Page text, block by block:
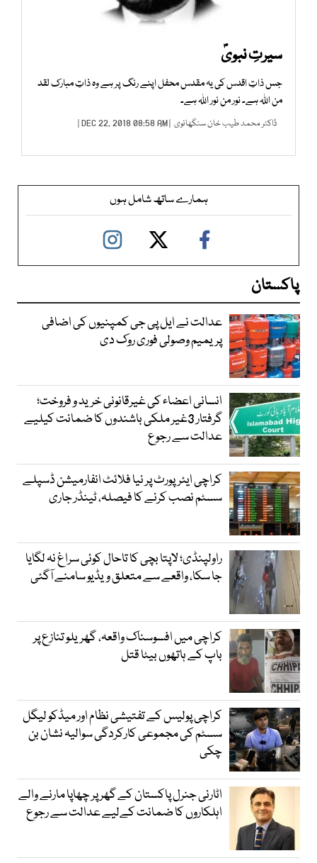
سیرتِ نبویؐ
جس ذاتِ اقدس کی یہ مقدس محفل اپنے رنگ پر ہے وہ ذاتِ مبارک لقد
من اللہ ہے۔ نور من نور اللہ ہے۔
ڈاکٹر محمد طیب خان سنگھانوی | DEC 22, 2018 08:58 AM |
ہمارے ساتھ شامل ہوں
پاکستان
عدالت نے ایل پی جی کمپنیوں کی اضافی
پریمیم وصولی فوری روک دی
انسانی اعضاء کی غیرقانونی خرید و فروخت؛
گرفتار 3غیر ملکی باشندوں کا ضمانت کیلیے
عدالت سے رجوع
کراچی ایئرپورٹ پر نیا فلائٹ انفارمیشن ڈسپلے
سسٹم نصب کرنے کا فیصلہ، ٹینڈر جاری
راولپنڈی؛ لاپتا بچی کا تاحال کوئی سراغ نہ لگایا
جا سکا، واقعے سے متعلق ویڈیو سامنے آگئی
کراچی میں افسوسناک واقعہ، گھریلو تنازع پر
باپ کے ہاتھوں بیٹا قتل
کراچی پولیس کے تفتیشی نظام اور میڈکو لیگل
سسٹم کی مجموعی کارکردگی سوالیہ نشان بن
چکی
اٹارنی جنرل پاکستان کے گھر پر چھاپا مارنے والے
اہلکاروں کا ضمانت کےلیے عدالت سے رجوع